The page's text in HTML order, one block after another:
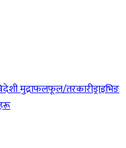
मुद्राफलफूल/तरकारीड्राइभिङ